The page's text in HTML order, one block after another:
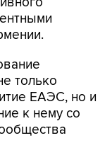
только
ЕАЭС, но и
к нему со